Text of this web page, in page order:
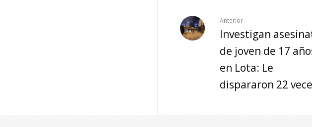
Anterior
Investigan
de joven de 17
en Lota: Le
dispararon 22